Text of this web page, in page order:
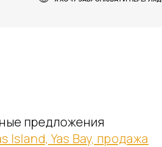
предложения
Island, Yas Bay, продажа